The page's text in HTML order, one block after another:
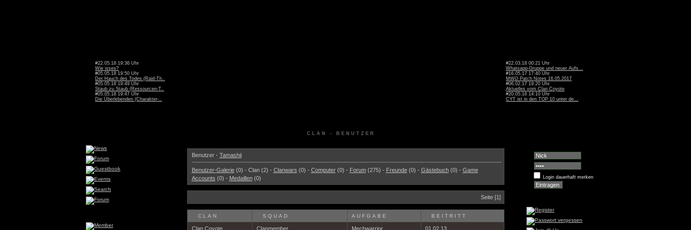
#22.05.18 19:36 Uhr
Wie isses?
#05.05.18 19:50 Uhr
Der Hauch des Todes (Raid-Th..
#05.05.18 19:49 Uhr
Staub zu Staub (Ressourcen-T..
#05.05.18 19:47 Uhr
Die Überlebenden (Charakter-..
#22.03.18 00:21 Uhr
Whatsapp-Gruppe und neuer Aufs...
#16.05.17 17:40 Uhr
MWO Patch Notes 16.05.2017
#06.02.17 19:20 Uhr
Aktuelles vom Clan Coyote
#20.05.16 14:10 Uhr
CYT ist in den TOP 10 unter de...
CLAN - BENUTZER
Benutzer - Tamashii
Benutzer-Galerie(0) - Clan (2) - Clanwars (0) - Computer(0) - Forum(275) - Freunde(0) - Gästebuch(0) - Game
Accounts (0) - Medaillen(0)
Seite [1]
CLAN SQUAD AUFGABE BEITRITT
Clan Coyote Clanmember Mechwarrior 01.02.13
Login dauerhaft merken